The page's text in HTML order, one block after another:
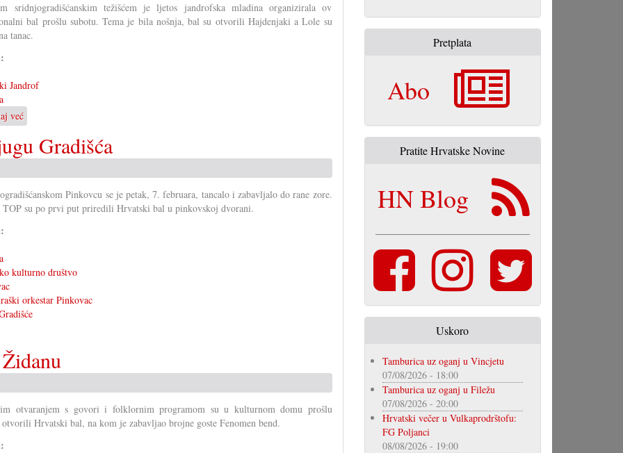
sridnjogradišćanskim težišćem je ljetos jandrofska mladina organizirala ov
bal prošlu subotu. Tema je bila nošnja, bal su otvorili Hajdenjaki a Lole su
tanac.
Jandrof
već
Hrvatski
bal
u
Gradišća
Pinkovcu se je petak, 7. februara, tancalo i zabavljalo do rane zore.
su po prvi put priredili Hrvatski bal u pinkovskoj dvorani.
kulturno društvo
orkestar Pinkovac
otvaranjem s govori i folklornim programom su u kulturnom domu prošlu
otvorili Hrvatski bal, na kom je zabavljao brojne goste Fenomen bend.
Pretplata
Abo
Pratite Hrvatske Novine
HN Blog
Uskoro
Tamburica uz oganj u Vincjetu
07/08/2026 - 18:00
Tamburica uz oganj u Filežu
07/08/2026 - 20:00
Hrvatski večer u Vulkaprodrštofu:
FG Poljanci
08/08/2026 - 19:00